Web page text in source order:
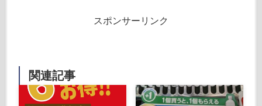
スポンサーリンク
関連記事